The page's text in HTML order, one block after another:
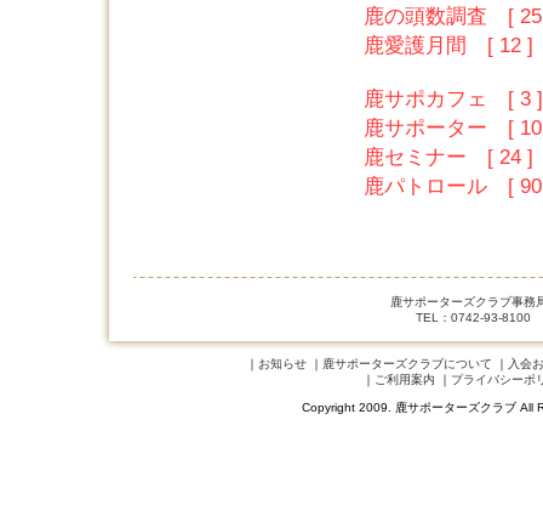
鹿の頭数調査 [
鹿愛護月間 [ 12 ]
鹿サポカフェ [ 3 ]
鹿サポーター [
鹿セミナー [ 24 ]
鹿パトロール [
鹿サポーターズクラブ事
TEL：0742-93-
｜ お知らせ｜ 鹿サポーターズクラブについて ｜ 入会
｜ ご利用案内 ｜ プライバシーポ
Copyright 2009. 鹿サポーターズクラブ All